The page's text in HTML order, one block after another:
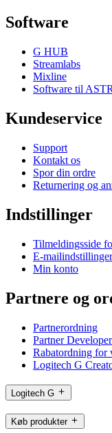
Software
G HUB
Streamlabs
Mixline
Software til
Kundeservice
Support
Kontakt os
Spor din ordre
Returnering og
Indstillinger
Tilmeldingsside
E-mailindstillinger
Min konto
Partnere og
Partnerordning
Partner
Rabatordning for
Logitech G
Logitech G
Køb produkter